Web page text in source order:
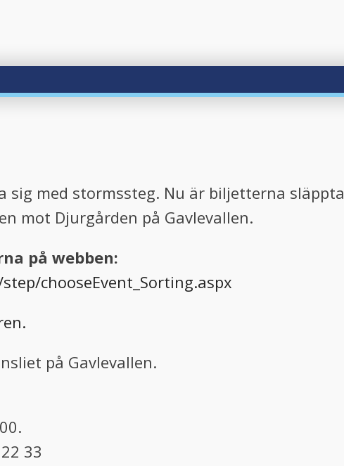
sig med stormssteg. Nu är biljetterna
mot Djurgården på Gavlevallen.
på webben:
chooseEvent_Sorting.aspx
på Gavlevallen.
33